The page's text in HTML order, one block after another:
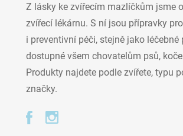
Z lásky ke zvířecím mazlíčkům jsme
zvířecí lékárnu. S ní jsou přípravky
i preventivní péči, stejně jako léčebné
dostupné všem chovatelům psů,
Produkty najdete podle zvířete, typu
značky.